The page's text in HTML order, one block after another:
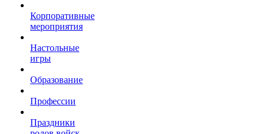
Корпоративные
мероприятия
Настольные
игры
Образование
Профессии
Праздники